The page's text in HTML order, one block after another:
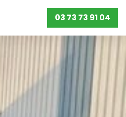
03 73 73 91 04